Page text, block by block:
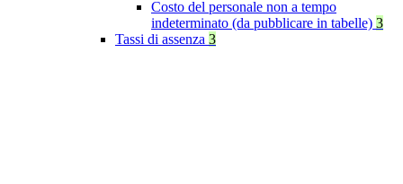
Costo del personale non a tempo
indeterminato (da pubblicare in tabelle) 3
Tassi di assenza 3